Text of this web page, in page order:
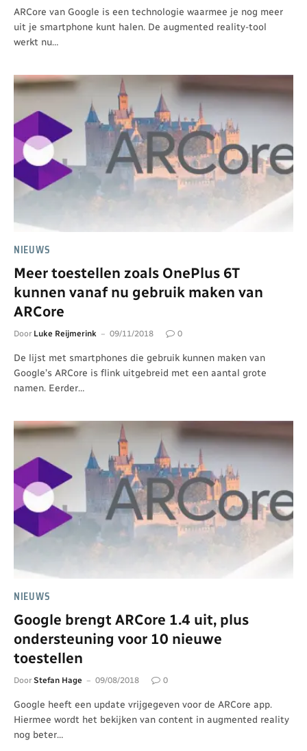
ARCore van Google is een technologie waarmee je nog meer
uit je smartphone kunt halen. De augmented reality-tool
werkt nu…
NIEUWS
Meer toestellen zoals OnePlus 6T
kunnen vanaf nu gebruik maken van
ARCore
Door Luke Reijmerink 09/11/2018 0
De lijst met smartphones die gebruik kunnen maken van
Google’s ARCore is flink uitgebreid met een aantal grote
namen. Eerder…
NIEUWS
Google brengt ARCore 1.4 uit, plus
ondersteuning voor 10 nieuwe
toestellen
Door Stefan Hage 09/08/2018 0
Google heeft een update vrijgegeven voor de ARCore app.
Hiermee wordt het bekijken van content in augmented reality
nog beter…